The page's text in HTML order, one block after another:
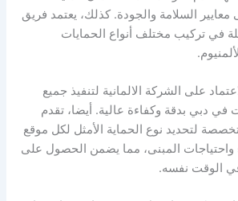
معايير السلامة والجودة. كذلك، يعتمد فريق
في تركيب مختلف أنواع الحمايات
على الشركة الالمانية لتنفيذ جميع
في دبي بدقة وكفاءة عالية. أيضا، تقدم
لتحديد نوع الحماية الأمثل لكل موقع
واحتياجات المبنى، مما يضمن الحصول على
في الوقت نفسه.